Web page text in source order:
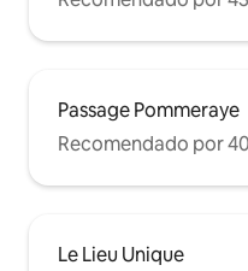
Passage Pommeraye
Recomendado por
Le Lieu Unique